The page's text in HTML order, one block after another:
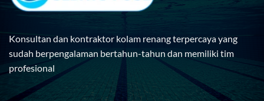
Konsultan dan kontraktor kolam renang terpercaya yang
sudah berpengalaman bertahun-tahun dan memiliki tim
profesional